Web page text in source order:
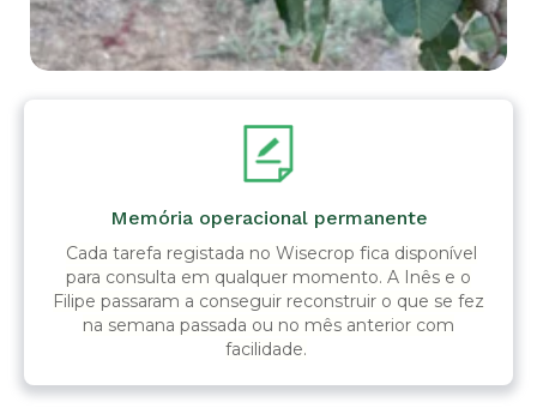
Memória operacional permanente
Cada tarefa registada no Wisecrop fica disponível
para consulta em qualquer momento. A Inês e o
Filipe passaram a conseguir reconstruir o que se fez
na semana passada ou no mês anterior com
facilidade.